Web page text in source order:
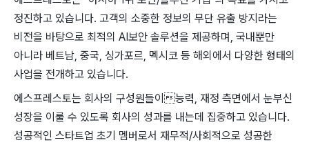
정진하고 있습니다. 고객의 소중한 정보의 무단 유출 방지라는
비전을 바탕으로 최적의 AI보안 솔루션을 제공하며, 국내뿐만
아니라 베트남, 중국, 싱가포르, 멕시코 등 해외에서 다양한 형태의
사업을 전개하고 있습니다.
에스프레스토는 회사의 구성원들이능력, 재정 측면에서 눈부신
성장을 이룰 수 있도록 회사의 성과를 내는데 집중하고 있습니다.
성공적인 스타트업 초기 멤버로서 재무적/사회적으로 성공한